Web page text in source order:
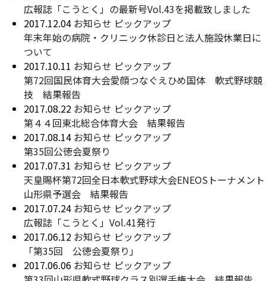
広報誌「こうとく」の最新号Vol.43を掲載致しました
2017.12.04 お知らせ ピックアップ
年末年始の病院・クリニック休診日と法人施設休業日に
ついて
2017.10.11 お知らせ ピックアップ
第72回国民体育大会愛顔つなぐえひめ国体 軟式野球競
技 結果報告
2017.08.22 お知らせ ピックアップ
第４４回東北総合体育大会 結果報告
2017.08.14 お知らせ ピックアップ
第35回公徳会夏祭り
2017.07.31 お知らせ ピックアップ
天皇賜杯第72回全日本軟式野球大会ENEOSトーナメント
山形県予選会 結果報告
2017.07.24 お知らせ ピックアップ
広報誌「こうとく」Vol.41発行
2017.06.12 お知らせ ピックアップ
「第35回 公徳会夏祭り」
2017.06.06 お知らせ ピックアップ